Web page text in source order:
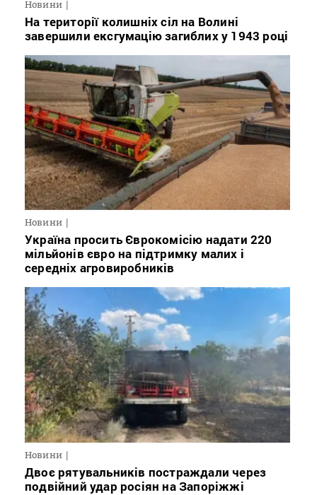
Новини
На території колишніх сіл на Волині
завершили ексгумацію загиблих у 1943 році
Новини
Україна просить Єврокомісію надати 220
мільйонів євро на підтримку малих і
середніх агровиробників
Новини
Двоє рятувальників постраждали через
подвійний удар росіян на Запоріжжі